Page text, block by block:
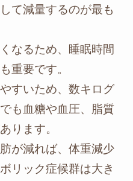
て減量するのが最も
なるため、睡眠時間
重要です。
すいため、数キログ
も血糖や血圧、脂質
ります。
が減れば、体重減少
リック症候群は大き